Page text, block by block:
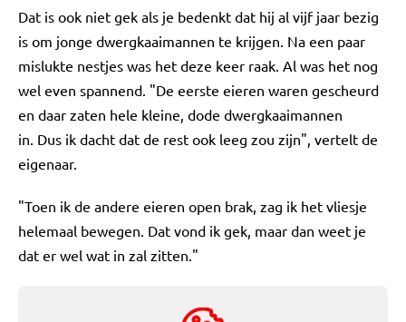
Dat is ook niet gek als je bedenkt dat hij al vijf jaar bezig
is om jonge dwergkaaimannen te krijgen. Na een paar
mislukte nestjes was het deze keer raak. Al was het nog
wel even spannend. "De eerste eieren waren gescheurd
en daar zaten hele kleine, dode dwergkaaimannen
in. Dus ik dacht dat de rest ook leeg zou zijn", vertelt de
eigenaar.
"Toen ik de andere eieren open brak, zag ik het vliesje
helemaal bewegen. Dat vond ik gek, maar dan weet je
dat er wel wat in zal zitten."